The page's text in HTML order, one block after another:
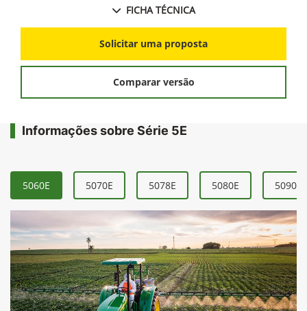
FICHA TÉCNICA
Solicitar uma proposta
Comparar versão
Informações sobre Série 5E
5060E 5070E 5078E 5080E 5090E